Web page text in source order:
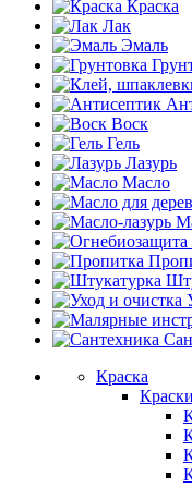
Краска
Лак
Эмаль
Воск
Гель
Лазурь
Масло
Краска